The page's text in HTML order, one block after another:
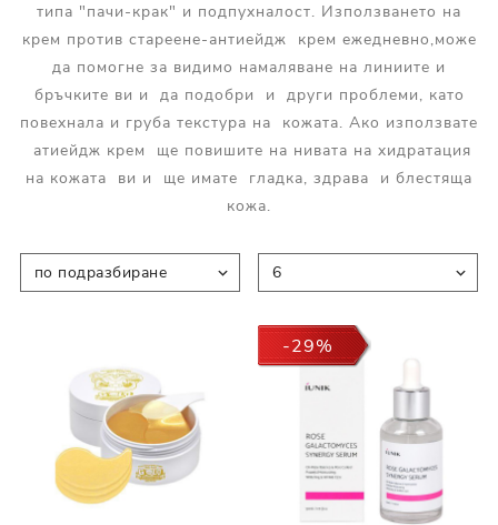
типа "пачи-крак" и подпухналост. Използването на
крем против стареене-антиейдж крем ежедневно,може
да помогне за видимо намаляване на линиите и
бръчките ви и да подобри и други проблеми, като
повехнала и груба текстура на кожата. Ако използвате
атиейдж крем ще повишите на нивата на хидратация
на кожата ви и ще имате гладка, здрава и блестяща
кожа.
-29%